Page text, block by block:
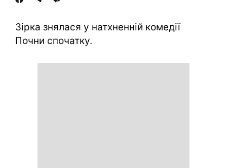
Зірка знялася у натхненній комедії
Почни спочатку.